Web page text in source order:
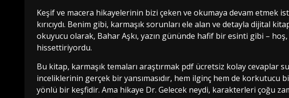
Keşif ve macera hikayelerinin bizi çeken ve okumaya devam etmek
kırıcıydı. Benim gibi, karmaşık sorunları ele alan ve detayla dijital
okuyucu olarak, Bahar Aşkı, yazın gününde hafif bir esinti gibi –
hissettiriyordu.
Bu kitap, karmaşık temaları araştırmak pdf ücretsiz kolay cevaplar
inceliklerinin gerçek bir yansımasıdır, hem ilginç hem de korkutucu
yönlü bir keşfidir. Ama hikaye Dr. Gelecek neydi, karakterleri çoğu